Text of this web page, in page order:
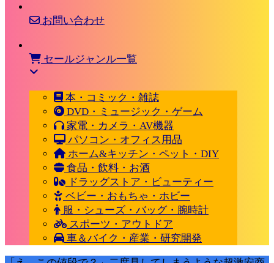
お問い合わせ
セールジャンル一覧
本・コミック・雑誌
DVD・ミュージック・ゲーム
家電・カメラ・AV機器
パソコン・オフィス用品
ホーム&キッチン・ペット・DIY
食品・飲料・お酒
ドラッグストア・ビューティー
ベビー・おもちゃ・ホビー
服・シューズ・バッグ・腕時計
スポーツ・アウトドア
車＆バイク・産業・研究開発